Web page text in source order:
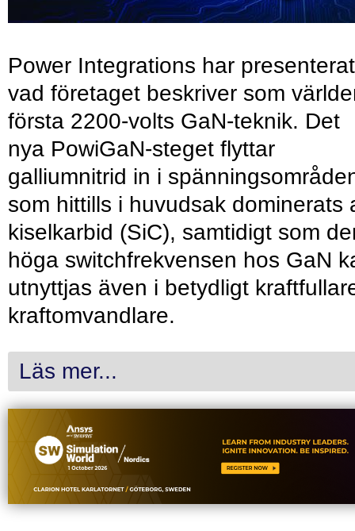
Power Integrations har presenterat
vad företaget beskriver som
första 2200-volts GaN-teknik. Det
nya PowiGaN-steget flyttar
galliumnitrid in i
som hittills i huvudsak dominerats
kiselkarbid (SiC), samtidigt som
höga switchfrekvensen hos GaN
utnyttjas även i betydligt
kraftomvandlare.
Läs mer...